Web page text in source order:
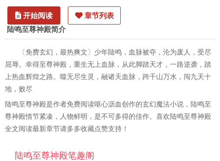
开始阅读 章节列表
陆鸣至尊神殿简介
〔免费玄幻，最热爽文〕少年陆鸣，血脉被夺，沦为废人，受尽
屈辱。幸得至尊神殿，重生无上血脉，从此脚踏天才，一路逆袭，踏
上热血辉煌之路。噬无尽生灵，融诸天血脉，跨千山万水，闯九天十
地，败尽
陆鸣至尊神殿是作者免费阅读呕心沥血创作的玄幻魔法小说，陆鸣至
尊神殿情节紧凑，人物鲜明，是不可多得的佳作。喜欢陆鸣至尊神殿
全文阅读最新章节请多多收藏点赞支持！
陆鸣至尊神殿笔趣阁